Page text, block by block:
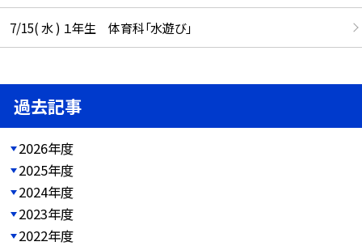
7/15( 水 ) １年生 体育科「水遊び」
過去記事
2026年度
2025年度
2024年度
2023年度
2022年度